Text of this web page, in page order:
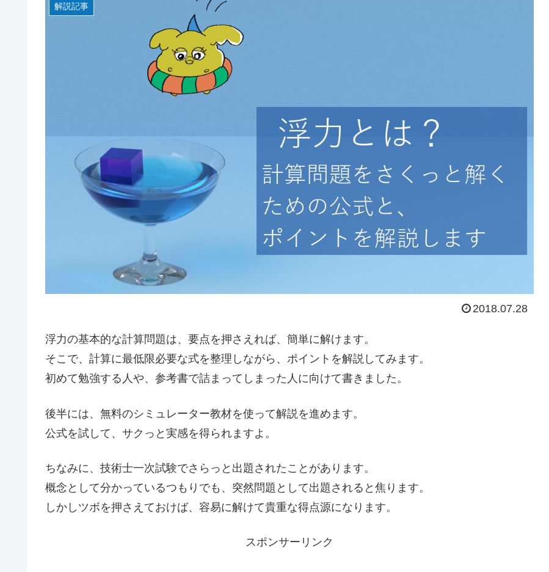
解説記事
2018.07.28
浮力の基本的な計算問題は、要点を押さえれば、簡単に解けます。
そこで、計算に最低限必要な式を整理しながら、ポイントを解説してみます。
初めて勉強する人や、参考書で詰まってしまった人に向けて書きました。
後半には、無料のシミュレーター教材を使って解説を進めます。
公式を試して、サクっと実感を得られますよ。
ちなみに、技術士一次試験でさらっと出題されたことがあります。
概念として分かっているつもりでも、突然問題として出題されると焦ります。
しかしツボを押さえておけば、容易に解けて貴重な得点源になります。
スポンサーリンク